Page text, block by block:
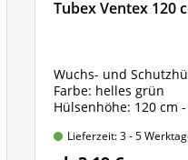
Tubex Ventex 120
Wuchs- und
Farbe: helles grün
Hülsenhöhe: 120 cm
Lieferzeit: 3 - 5